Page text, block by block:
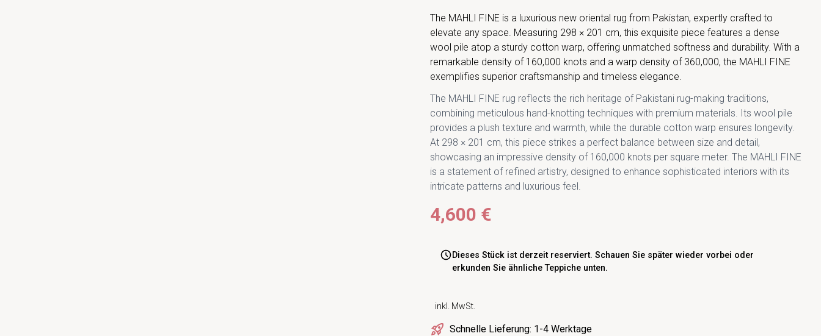
The MAHLI FINE is a luxurious new oriental rug from Pakistan, expertly crafted to
elevate any space. Measuring 298 × 201 cm, this exquisite piece features a dense
wool pile atop a sturdy cotton warp, offering unmatched softness and durability. With a
remarkable density of 160,000 knots and a warp density of 360,000, the MAHLI FINE
exemplifies superior craftsmanship and timeless elegance.
The MAHLI FINE rug reflects the rich heritage of Pakistani rug-making traditions,
combining meticulous hand-knotting techniques with premium materials. Its wool pile
provides a plush texture and warmth, while the durable cotton warp ensures longevity.
At 298 × 201 cm, this piece strikes a perfect balance between size and detail,
showcasing an impressive density of 160,000 knots per square meter. The MAHLI FINE
is a statement of refined artistry, designed to enhance sophisticated interiors with its
intricate patterns and luxurious feel.
4,600 €
Dieses Stück ist derzeit reserviert. Schauen Sie später wieder vorbei oder
erkunden Sie ähnliche Teppiche unten.
inkl. MwSt.
Schnelle Lieferung: 1-4 Werktage